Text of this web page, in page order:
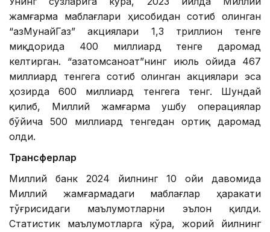
жамғарма маблағлари ҳисобидан сотиб олинган
“ҚазМунайГаз” акциялари 1,3 триллион тенге
миқдорида 400 миллиард тенге даромад
келтирган. “Қазатомсаноат”нинг июль ойида 467
миллиард тенгега сотиб олинган акциялари эса
ҳозирда 600 миллиард тенгега тенг. Шундай
қилиб, Миллий жамғарма ушбу операциялар
бўйича 500 миллиард тенгедан ортиқ даромад
олди.
Трансферлар
Миллий банк 2024 йилнинг 10 ойи давомида
Миллий жамғармадаги маблағлар ҳаракати
тўғрисидаги маълумотларни эълон қилди.
Статистик маълумотларга кўра, жорий йилнинг